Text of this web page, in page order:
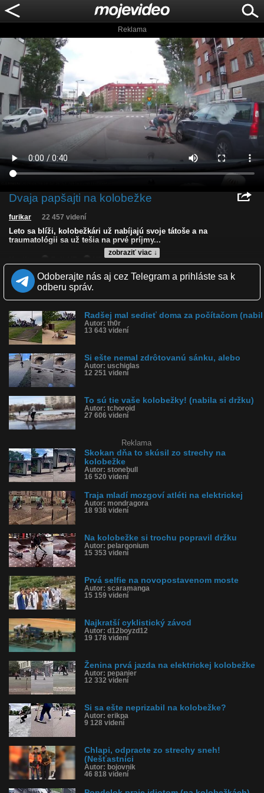
Reklama
Dvaja papšajti na kolobežke
zobraziť viac ↓
furikar 22 457 videní
Leto sa blíži, kolobežkári už nabíjajú svoje tátoše a na
traumatológii sa už tešia na prvé príjmy...
HD NQ
LQ
Zverejnené: 16.5.2021 23:33
Páči sa: 88% (34 hlasov)
Obľúbené: 4
Kategória: ľudia
Tagy: padli z kolobežky, spadli z kolobežky, nabili si držku,
narazili kolobežkou do auta
História sledovanosti videa:
Odoberajte nás aj cez Telegram a prihláste sa k
odberu správ.
Radšej mal sedieť doma za počítačom (nabil
Autor: th0r
13 643 videní
Si ešte nemal zdrôtovanú sánku, alebo
Autor: uschiglas
12 251 videní
To sú tie vaše kolobežky! (nabila si držku)
Autor: tchoroid
27 606 videní
Reklama
Skokan dňa to skúsil zo strechy na
kolobežke
Autor: stonebull
16 520 videní
Traja mladí mozgoví atléti na elektrickej
Autor: mondragora
18 938 videní
Na kolobežke si trochu popravil držku
Autor: pelargonium
15 353 videní
Prvá selfie na novopostavenom moste
Autor: scaramanga
15 159 videní
Najkratší cyklistický závod
Autor: d12boyzd12
19 178 videní
Ženina prvá jazda na elektrickej kolobežke
Autor: pepanier
12 332 videní
Si sa ešte neprizabil na kolobežke?
Autor: erikpa
9 128 videní
Chlapi, odpracte zo strechy sneh!
(Nešťastníci
Autor: bojovnik
46 818 videní